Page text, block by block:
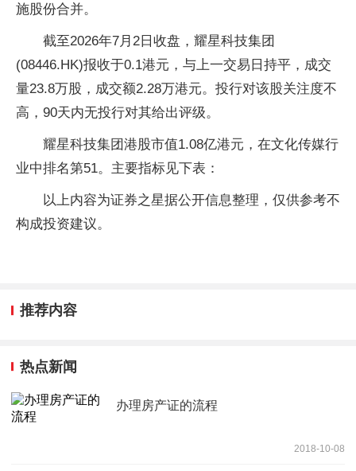
施股份合并。
截至2026年7月2日收盘，耀星科技集团
(08446.HK)报收于0.1港元，与上一交易日持平，成交
量23.8万股，成交额2.28万港元。投行对该股关注度不
高，90天内无投行对其给出评级。
耀星科技集团港股市值1.08亿港元，在文化传媒行
业中排名第51。主要指标见下表：
以上内容为证券之星据公开信息整理，仅供参考不
构成投资建议。
推荐内容
热点新闻
办理房产证的流程
2018-10-08